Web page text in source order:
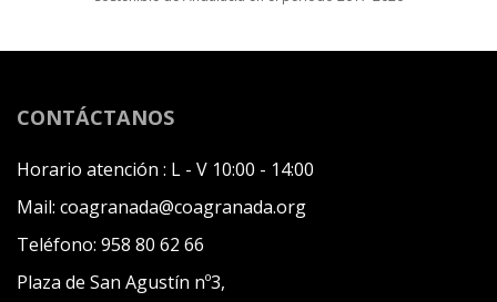
CONTÁCTANOS
Horario atención : L - V 10:00 - 14:00
Mail: coagranada@coagranada.org
Teléfono: 958 80 62 66
Plaza de San Agustín nº3,